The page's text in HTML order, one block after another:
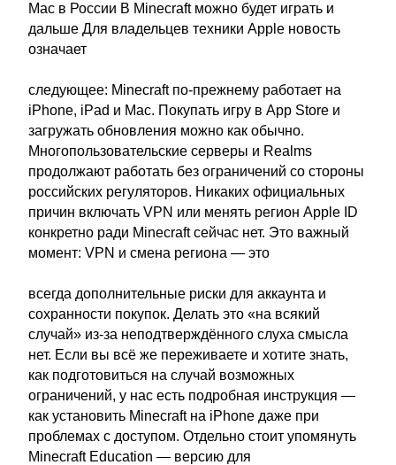
Mac в России В Minecraft можно будет играть и
дальше Для владельцев техники Apple новость
означает
следующее: Minecraft по-прежнему работает на
iPhone, iPad и Mac. Покупать игру в App Store и
загружать обновления можно как обычно.
Многопользовательские серверы и Realms
продолжают работать без ограничений со стороны
российских регуляторов. Никаких официальных
причин включать VPN или менять регион Apple ID
конкретно ради Minecraft сейчас нет. Это важный
момент: VPN и смена региона — это
всегда дополнительные риски для аккаунта и
сохранности покупок. Делать это «на всякий
случай» из-за неподтверждённого слуха смысла
нет. Если вы всё же переживаете и хотите знать,
как подготовиться на случай возможных
ограничений, у нас есть подробная инструкция —
как установить Minecraft на iPhone даже при
проблемах с доступом. Отдельно стоит упомянуть
Minecraft Education — версию для